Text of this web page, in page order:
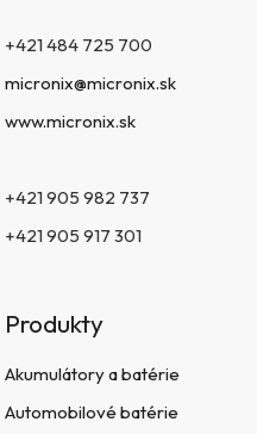
+421 484 725 700
micronix@micronix.sk
www.micronix.sk
+421 905 982 737
+421 905 917 301
Produkty
Akumulátory a batérie
Automobilové batérie